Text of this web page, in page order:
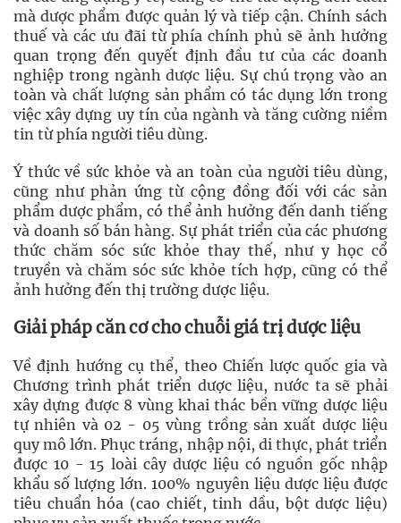
mà dược phẩm được quản lý và tiếp cận. Chính sách
thuế và các ưu đãi từ phía chính phủ sẽ ảnh hưởng
quan trọng đến quyết định đầu tư của các doanh
nghiệp trong ngành dược liệu. Sự chú trọng vào an
toàn và chất lượng sản phẩm có tác dụng lớn trong
việc xây dựng uy tín của ngành và tăng cường niềm
tin từ phía người tiêu dùng.
Ý thức về sức khỏe và an toàn của người tiêu dùng,
cũng như phản ứng từ cộng đồng đối với các sản
phẩm dược phẩm, có thể ảnh hưởng đến danh tiếng
và doanh số bán hàng. Sự phát triển của các phương
thức chăm sóc sức khỏe thay thế, như y học cổ
truyền và chăm sóc sức khỏe tích hợp, cũng có thể
ảnh hưởng đến thị trường dược liệu.
Giải pháp căn cơ cho chuỗi giá trị dược liệu
Về định hướng cụ thể, theo Chiến lược quốc gia và
Chương trình phát triển dược liệu, nước ta sẽ phải
xây dựng được 8 vùng khai thác bền vững dược liệu
tự nhiên và 02 - 05 vùng trồng sản xuất dược liệu
quy mô lớn. Phục tráng, nhập nội, di thực, phát triển
được 10 - 15 loài cây dược liệu có nguồn gốc nhập
khẩu số lượng lớn. 100% nguyên liệu dược liệu được
tiêu chuẩn hóa (cao chiết, tinh dầu, bột dược liệu)